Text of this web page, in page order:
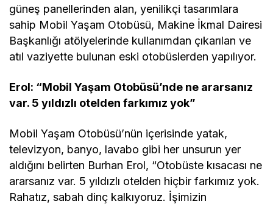
güneş panellerinden alan, yenilikçi tasarımlara
sahip Mobil Yaşam Otobüsü, Makine İkmal Dairesi
Başkanlığı atölyelerinde kullanımdan çıkarılan ve
atıl vaziyette bulunan eski otobüslerden yapılıyor.
Erol: “Mobil Yaşam Otobüsü’nde ne ararsanız
var. 5 yıldızlı otelden farkımız yok”
Mobil Yaşam Otobüsü’nün içerisinde yatak,
televizyon, banyo, lavabo gibi her unsurun yer
aldığını belirten Burhan Erol, “Otobüste kısacası ne
ararsanız var. 5 yıldızlı otelden hiçbir farkımız yok.
Rahatız, sabah dinç kalkıyoruz. İşimizin